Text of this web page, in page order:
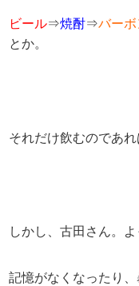
ビール⇒焼酎⇒バーボ
とか。
それだけ飲むのであ
しかし、古田さん。
記憶がなくなったり、